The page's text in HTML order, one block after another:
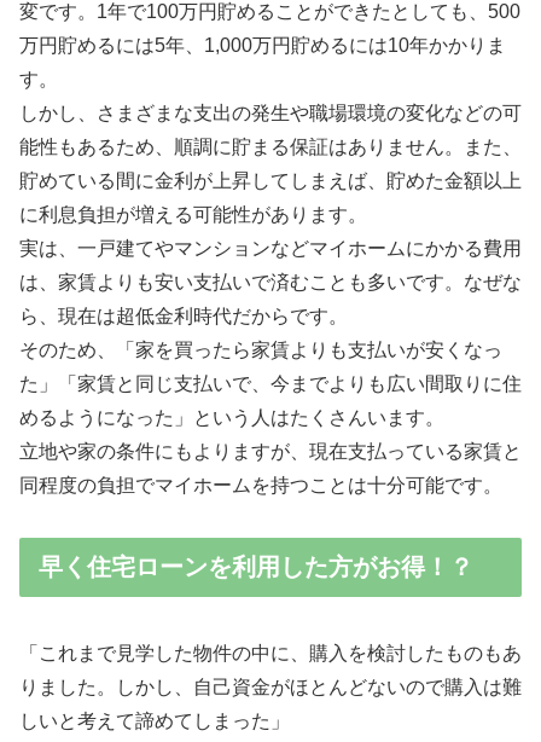
変です。1年で100万円貯めることができたとしても、500
万円貯めるには5年、1,000万円貯めるには10年かかりま
す。
しかし、さまざまな支出の発生や職場環境の変化などの可
能性もあるため、順調に貯まる保証はありません。また、
貯めている間に金利が上昇してしまえば、貯めた金額以上
に利息負担が増える可能性があります。
実は、一戸建てやマンションなどマイホームにかかる費用
は、家賃よりも安い支払いで済むことも多いです。なぜな
ら、現在は超低金利時代だからです。
そのため、「家を買ったら家賃よりも支払いが安くなっ
た」「家賃と同じ支払いで、今までよりも広い間取りに住
めるようになった」という人はたくさんいます。
立地や家の条件にもよりますが、現在支払っている家賃と
同程度の負担でマイホームを持つことは十分可能です。
早く住宅ローンを利用した方がお得！？
「これまで見学した物件の中に、購入を検討したものもあ
りました。しかし、自己資金がほとんどないので購入は難
しいと考えて諦めてしまった」